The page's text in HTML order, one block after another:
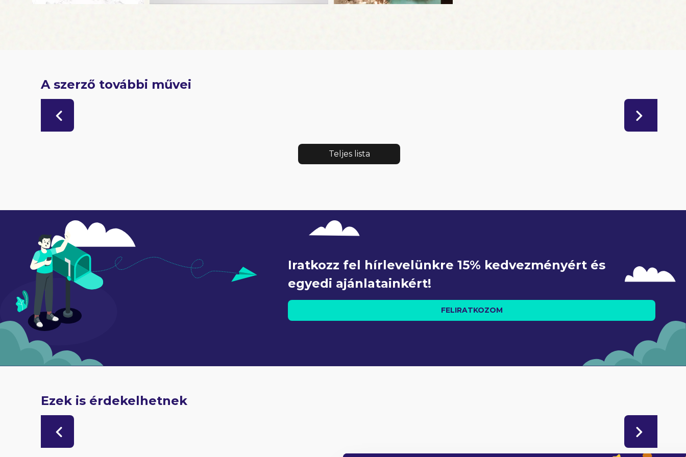
A szerző további művei
Teljes lista
Iratkozz fel hírlevelünkre 15% kedvezményért és
egyedi ajánlatainkért!
FELIRATKOZOM
Ezek is érdekelhetnek